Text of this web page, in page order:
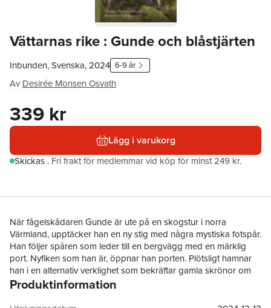
Vättarnas rike : Gunde och blåstjärten
Inbunden, Svenska, 2024 6-9 år
Av Desirée Monsen Osvath
339 kr
Lägg i varukorg
Skickas . Fri frakt för medlemmar vid köp för minst 249 kr.
När fågelskådaren Gunde är ute på en skogstur i norra
Värmland, upptäcker han en ny stig med några mystiska fotspår.
Han följer spåren som leder till en bergvägg med en märklig
port. Nyfiken som han är, öppnar han porten. Plötsligt hamnar
han i en alternativ verklighet som bekräftar gamla skrönor om
skogens mystik. Kanske skogen inte bara rymmer ovanliga
Produktinformation